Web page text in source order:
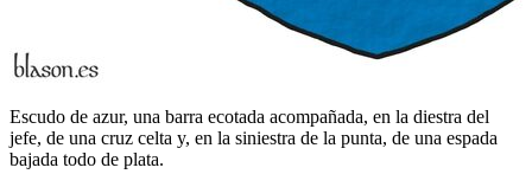
Escudo de azur, una barra ecotada acompañada, en la diestra del
jefe, de una cruz celta y, en la siniestra de la punta, de una espada
bajada todo de plata.